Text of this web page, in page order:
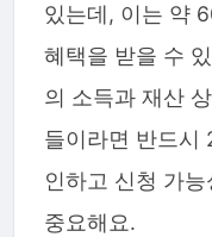
있는데, 이는 약
혜택을 받을 수
의 소득과 재산
들이라면 반드시
인하고 신청 가
중요해요.